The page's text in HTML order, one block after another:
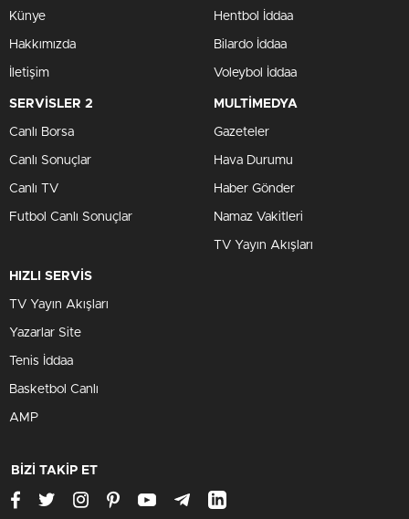
Künye
Hakkımızda
İletişim
Hentbol İddaa
Bilardo İddaa
Voleybol İddaa
SERVİSLER 2
Canlı Borsa
Canlı Sonuçlar
Canlı TV
Futbol Canlı Sonuçlar
MULTİMEDYA
Gazeteler
Hava Durumu
Haber Gönder
Namaz Vakitleri
TV Yayın Akışları
HIZLI SERVİS
TV Yayın Akışları
Yazarlar Site
Tenis İddaa
Basketbol Canlı
AMP
BİZİ TAKİP ET